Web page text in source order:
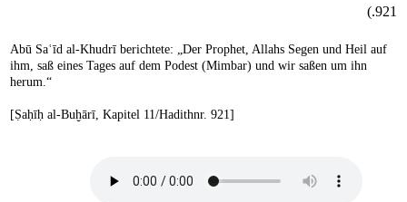
921.)
Abū Saʿīd al-Khudrī berichtete: „Der Prophet, Allahs Segen und Heil auf
ihm, saß eines Tages auf dem Podest (Mimbar) und wir saßen um ihn
herum.“
[Ṣaḥīḥ al-Buḫārī, Kapitel 11/Hadithnr. 921]